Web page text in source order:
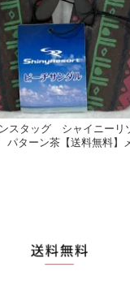
ンスタッグ シャイニー
ターン茶【送料無料】